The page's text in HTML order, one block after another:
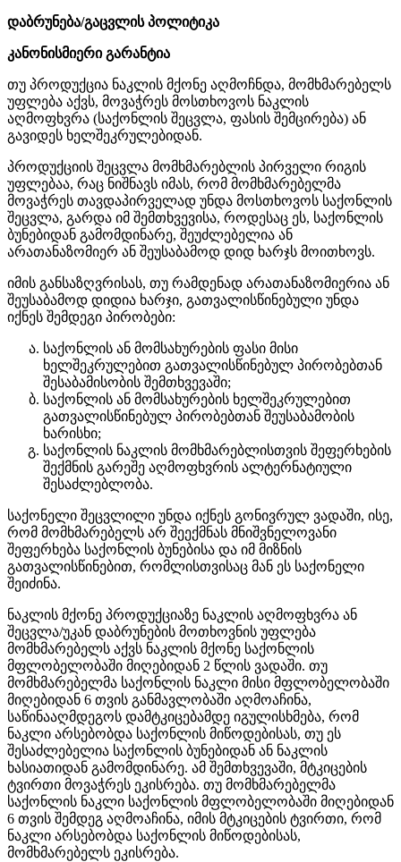
დაბრუნება/გაცვლის პოლიტიკა
კანონისმიერი გარანტია
თუ პროდუქცია ნაკლის მქონე აღმოჩნდა, მომხმარებელს
უფლება აქვს, მოვაჭრეს მოსთხოვოს ნაკლის
აღმოფხვრა (საქონლის შეცვლა, ფასის შემცირება) ან
გავიდეს ხელშეკრულებიდან.
პროდუქციის შეცვლა მომხმარებლის პირველი რიგის
უფლებაა, რაც ნიშნავს იმას, რომ მომხმარებელმა
მოვაჭრეს თავდაპირველად უნდა მოსთხოვოს საქონლის
შეცვლა, გარდა იმ შემთხვევისა, როდესაც ეს, საქონლის
ბუნებიდან გამომდინარე, შეუძლებელია ან
არათანაზომიერ ან შეუსაბამოდ დიდ ხარჯს მოითხოვს.
იმის განსაზღვრისას, თუ რამდენად არათანაზომიერია ან
შეუსაბამოდ დიდია ხარჯი, გათვალისწინებული უნდა
იქნეს შემდეგი პირობები:
საქონლის ან მომსახურების ფასი მისი
ხელშეკრულებით გათვალისწინებულ პირობებთან
შესაბამისობის შემთხვევაში;
საქონლის ან მომსახურების ხელშეკრულებით
გათვალისწინებულ პირობებთან შეუსაბამობის
ხარისხი;
საქონლის ნაკლის მომხმარებლისთვის შეფერხების
შექმნის გარეშე აღმოფხვრის ალტერნატიული
შესაძლებლობა.
საქონელი შეცვლილი უნდა იქნეს გონივრულ ვადაში, ისე,
რომ მომხმარებელს არ შეექმნას მნიშვნელოვანი
შეფერხება საქონლის ბუნებისა და იმ მიზნის
გათვალისწინებით, რომლისთვისაც მან ეს საქონელი
შეიძინა.
ნაკლის მქონე პროდუქციაზე ნაკლის აღმოფხვრა ან
შეცვლა/უკან დაბრუნების მოთხოვნის უფლება
მომხმარებელს აქვს ნაკლის მქონე საქონლის
მფლობელობაში მიღებიდან 2 წლის ვადაში. თუ
მომხმარებელმა საქონლის ნაკლი მისი მფლობელობაში
მიღებიდან 6 თვის განმავლობაში აღმოაჩინა,
საწინააღმდეგოს დამტკიცებამდე იგულისხმება, რომ
ნაკლი არსებობდა საქონლის მიწოდებისას, თუ ეს
შესაძლებელია საქონლის ბუნებიდან ან ნაკლის
ხასიათიდან გამომდინარე. ამ შემთხვევაში, მტკიცების
ტვირთი მოვაჭრეს ეკისრება. თუ მომხმარებელმა
საქონლის ნაკლი საქონლის მფლობელობაში მიღებიდან
6 თვის შემდეგ აღმოაჩინა, იმის მტკიცების ტვირთი, რომ
ნაკლი არსებობდა საქონლის მიწოდებისას,
მომხმარებელს ეკისრება.